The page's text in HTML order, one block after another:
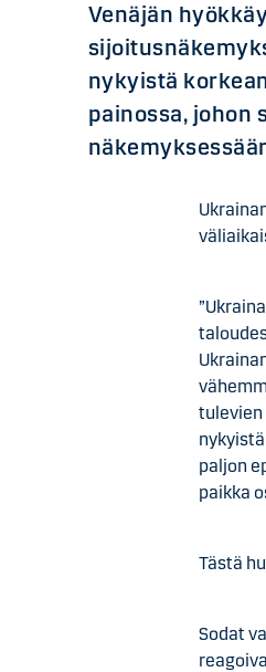
Venäjän
nykyistä
painossa, johon
tulevien
paljon
paikka
Tästä
Sodat